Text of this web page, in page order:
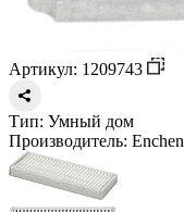
Артикул: 1209743
Тип: Умный дом
Производитель: Enchen